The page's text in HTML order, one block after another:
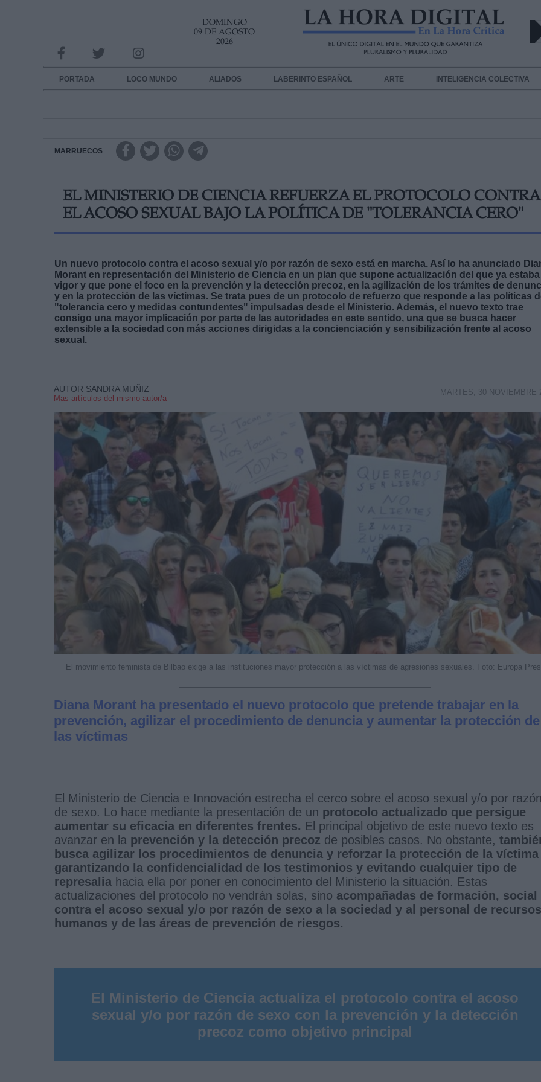
DOMINGO
09 DE AGOSTO
2026
PORTADA LOCO MUNDO ALIADOS LABERINTO ESPAÑOL ARTE INTELIGENCIA COLECTIVA
MARRUECOS
EL MINISTERIO DE CIENCIA REFUERZA EL PROTOCOLO CONTRA
EL ACOSO SEXUAL BAJO LA POLÍTICA DE "TOLERANCIA CERO"
Un nuevo protocolo contra el acoso sexual y/o por razón de sexo está en marcha. Así lo ha anunciado
Morant en representación del Ministerio de Ciencia en un plan que supone actualización del que ya
vigor y que pone el foco en la prevención y la detección precoz, en la agilización de los trámites de
y en la protección de las víctimas. Se trata pues de un protocolo de refuerzo que responde a las políticas
"tolerancia cero y medidas contundentes" impulsadas desde el Ministerio. Además, el nuevo texto trae
consigo una mayor implicación por parte de las autoridades en este sentido, una que se busca hacer
extensible a la sociedad con más acciones dirigidas a la concienciación y sensibilización frente al acoso
sexual.
AUTOR SANDRA MUÑIZ
Mas artículos del mismo autor/a
MARTES, 30 NOVIEMBRE
El movimiento feminista de Bilbao exige a las instituciones mayor protección a las víctimas de agresiones sexuales. Foto: Europa
Diana Morant ha presentado el nuevo protocolo que pretende trabajar en la
prevención, agilizar el procedimiento de denuncia y aumentar la protección de
las víctimas
El Ministerio de Ciencia e Innovación estrecha el cerco sobre el acoso sexual y/o por
de sexo. Lo hace mediante la presentación de un protocolo actualizado que persigue
aumentar su eficacia en diferentes frentes. El principal objetivo de este nuevo texto es
avanzar en la prevención y la detección precoz de posibles casos. No obstante,
busca agilizar los procedimientos de denuncia y reforzar la protección de la víctima
garantizando la confidencialidad de los testimonios y evitando cualquier tipo de
represalia hacia ella por poner en conocimiento del Ministerio la situación. Estas
actualizaciones del protocolo no vendrán solas, sino acompañadas de formación, social
contra el acoso sexual y/o por razón de sexo a la sociedad y al personal de recursos
humanos y de las áreas de prevención de riesgos.
El Ministerio de Ciencia actualiza el protocolo contra el acoso
sexual y/o por razón de sexo con la prevención y la detección
precoz como objetivo principal
INFORMACION SOBRE LA PROTECCIÓN DE TUS DATOS
Responsable:
Destinatarios:
link
Información adicional
link